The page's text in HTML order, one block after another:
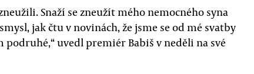
Snaží se zneužít mého nemocného syna
jak čtu v novinách, že jsme se od mé svatby
podruhé,“ uvedl premiér Babiš v neděli na své